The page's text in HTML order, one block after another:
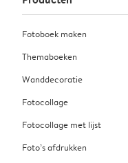
Fotoboek maken
Themaboeken
Wanddecoratie
Fotocollage
Fotocollage met lijst
Foto’s afdrukken